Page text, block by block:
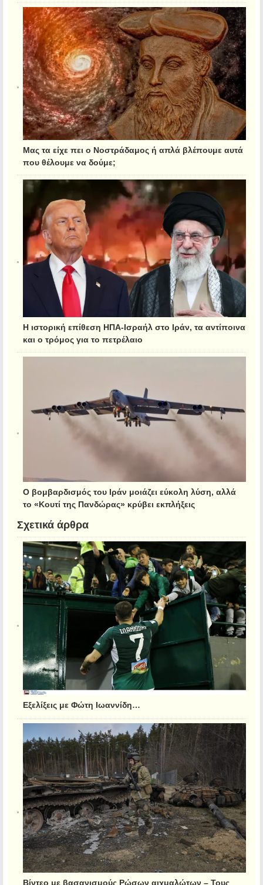
Μας τα είχε πει ο Νοστράδαμος ή απλά βλέπουμε αυτά
που θέλουμε να δούμε;
Η ιστορική επίθεση ΗΠΑ-Ισραήλ στο Ιράν, τα αντίποινα
και ο τρόμος για το πετρέλαιο
Ο βομβαρδισμός του Ιράν μοιάζει εύκολη λύση, αλλά
το «Κουτί της Πανδώρας» κρύβει εκπλήξεις
Σχετικά άρθρα
Εξελίξεις με Φώτη Ιωαννίδη…
Βίντεο με βασανισμούς Ρώσων αιχμαλώτων – Τους